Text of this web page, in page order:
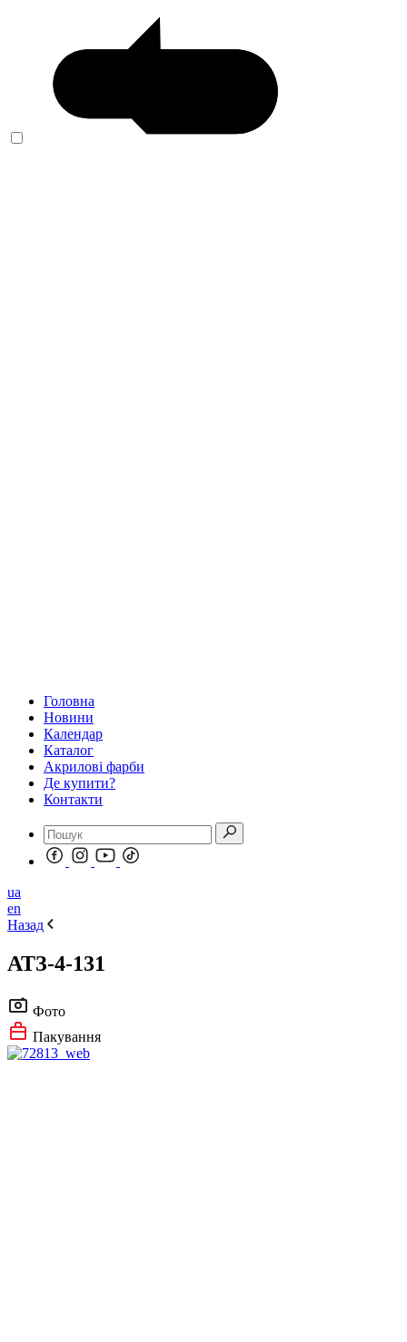
Головна
Новини
Календар
Каталог
Акрилові фарби
Де купити?
Контакти
ua
en
Назад
АТЗ-4-131
Фото
Пакування